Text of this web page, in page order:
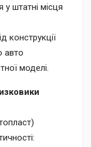
штатні місця
конструкції
авто
моделі.